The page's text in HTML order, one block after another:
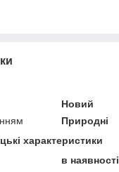
Новий
Природні
характеристики
в наявності